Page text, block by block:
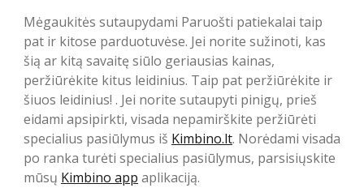
Mėgaukitės sutaupydami Paruošti patiekalai taip
pat ir kitose parduotuvėse. Jei norite sužinoti, kas
šią ar kitą savaitę siūlo geriausias kainas,
peržiūrėkite kitus leidinius. Taip pat peržiūrėkite ir
šiuos leidinius! . Jei norite sutaupyti pinigų, prieš
eidami apsipirkti, visada nepamirškite peržiūrėti
specialius pasiūlymus iš Kimbino.lt. Norėdami visada
po ranka turėti specialius pasiūlymus, parsisiųskite
mūsų Kimbino app aplikaciją.